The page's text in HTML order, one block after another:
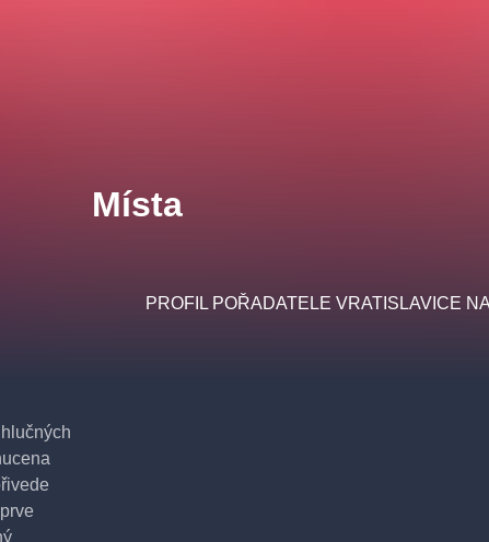
Místa
PROFIL POŘADATELE VRATISLAVICE